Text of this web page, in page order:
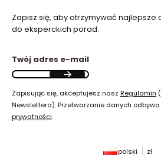
Zapisz się, aby otrzymywać najlepsze
do eksperckich porad.
Twój adres e-mail
Zapisując się, akceptujesz nasz Regulamin
Newslettera). Przetwarzanie danych
prywatności.
polski zł